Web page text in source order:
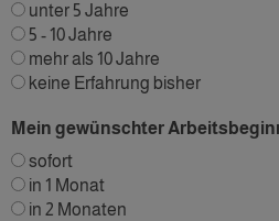
unter 5 Jahre
5 - 10 Jahre
mehr als 10 Jahre
keine Erfahrung bisher
Mein gewünschter
sofort
in 1 Monat
in 2 Monaten